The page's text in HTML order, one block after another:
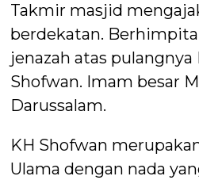
Takmir masjid
berdekatan.
jenazah atas
Shofwan. Imam besar
Darussalam.
KH Shofwan
Ulama dengan nada